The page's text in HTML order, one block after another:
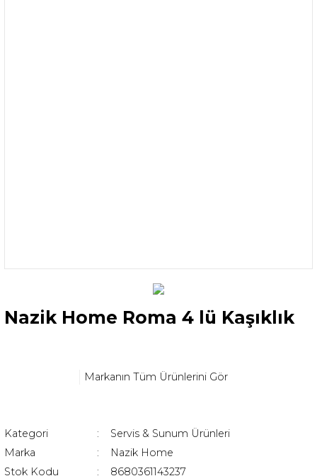
Nazik Home Roma 4 lü Kaşıklık
Markanın Tüm Ürünlerini Gör
Kategori
Servis & Sunum Ürünleri
Marka
Nazik Home
Stok Kodu
8680361143237